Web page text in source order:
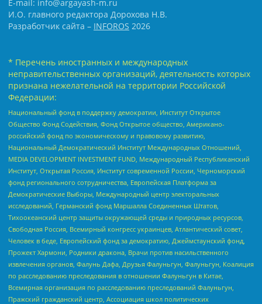
E-mail: info@argayash-m.ru
И.О. главного редактора Дорохова Н.В.
Разработчик сайта – INFOROS 2026
* Перечень иностранных и международных
неправительственных организаций, деятельность которых
признана нежелательной на территории Российской
Федерации:
Национальный фонд в поддержку демократии, Институт Открытое
Общество Фонд Содействия, Фонд Открытое общество, Американо-
российский фонд по экономическому и правовому развитию,
Национальный Демократический Институт Международных Отношений,
MEDIA DEVELOPMENT INVESTMENT FUND, Международный Республиканский
Институт, Открытая Россия, Институт современной России, Черноморский
фонд регионального сотрудничества, Европейская Платформа за
Демократические Выборы, Международный центр электоральных
исследований, Германский фонд Маршалла Соединенных Штатов,
Тихоокеанский центр защиты окружающей среды и природных ресурсов,
Свободная Россия, Всемирный конгресс украинцев, Атлантический совет,
Человек в беде, Европейский фонд за демократию, Джеймстаунский фонд,
Прожект Хармони, Родники дракона, Врачи против насильственного
извлечения органов, Фалунь Дафа, Друзья Фалуньгун, Фалуньгун, Коалиция
по расследованию преследования в отношении Фалуньгун в Китае,
Всемирная организация по расследованию преследований Фалуньгун,
Пражский гражданский центр, Ассоциация школ политических